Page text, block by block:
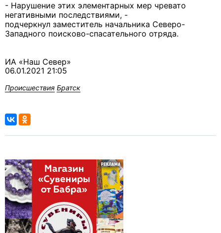
- Нарушение этих элементарных мер чревато
негативными последствиями, -
подчеркнул заместитель начальника Северо-
Западного поисково-спасательного отряда.
ИА «Наш Север»
06.01.2021 21:05
Происшествия Братск